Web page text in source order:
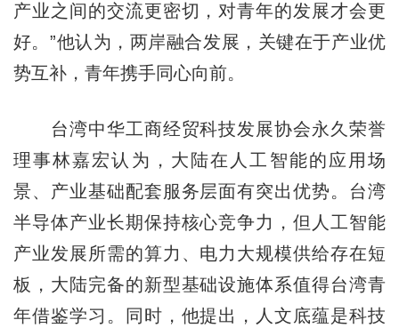
产业之间的交流更密切，对青年的发展才会更
好。”他认为，两岸融合发展，关键在于产业优
势互补，青年携手同心向前。
台湾中华工商经贸科技发展协会永久荣誉
理事林嘉宏认为，大陆在人工智能的应用场
景、产业基础配套服务层面有突出优势。台湾
半导体产业长期保持核心竞争力，但人工智能
产业发展所需的算力、电力大规模供给存在短
板，大陆完备的新型基础设施体系值得台湾青
年借鉴学习。同时，他提出，人文底蕴是科技